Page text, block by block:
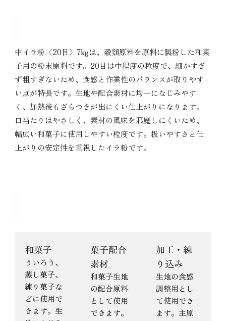
中イラ粉〈20目〉7kgは、穀類原料を原料に製粉した和菓
子用の粉末原料です。20目は中程度の粒度で、細かすぎ
ず粗すぎないため、食感と作業性のバランスが取りやす
い点が特長です。生地や配合素材に均一になじみやす
く、加熱後もざらつきが出にくい仕上がりになります。
口当たりはやさしく、素材の風味を邪魔しにくいため、
幅広い和菓子に使用しやすい粒度です。扱いやすさと仕
上がりの安定性を重視したイラ粉です。
和菓子
ういろう、
蒸し菓子、
練り菓子な
どに使用で
きます。生
菓子配合
素材
和菓子生地
の配合原料
として使用
できます。
加工・練
り込み
生地の食感
調整用とし
て使用でき
ます。主原